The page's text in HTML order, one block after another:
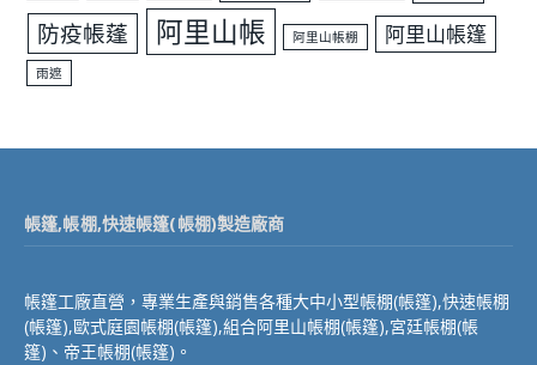
防疫帳蓬 阿里山帳 阿里山帳棚 阿里山帳篷
雨遮
帳篷,帳棚,快速帳篷(帳棚)製造廠商
帳篷工廠直營，專業生產與銷售各種大中小型帳棚(帳篷),快速帳棚
(帳篷),歐式庭園帳棚(帳篷),組合阿里山帳棚(帳篷),宮廷帳棚(帳
篷)、帝王帳棚(帳篷)。